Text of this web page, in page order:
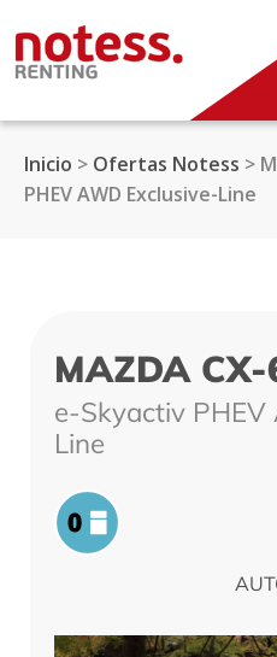
Inicio > Ofertas Notess >
PHEV AWD Exclusive-Line
MAZDA
e-Skyactiv
Line